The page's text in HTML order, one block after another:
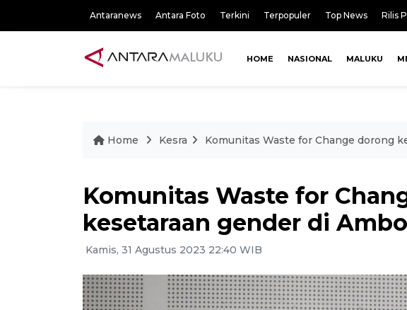
Antaranews Antara Foto Terkini Terpopuler Top News Rilis
HOME NASIONAL MALUKU
Home Kesra Komunitas Waste for Change dorong
Komunitas Waste for
kesetaraan gender di
Kamis, 31 Agustus 2023 22:40 WIB